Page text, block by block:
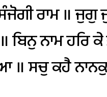
ਰਾਮ॥ਜੁਗੁ
ਬਿਨੁਨਾਮਹਰਿਕੇ
॥ਸਚੁਕਹੈਨਾਨਕੁ